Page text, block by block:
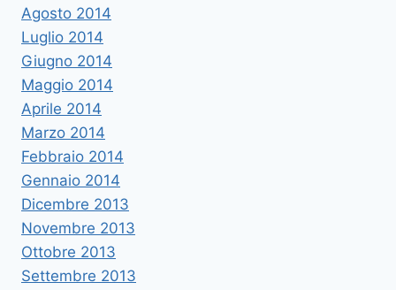
Agosto 2014
Luglio 2014
Giugno 2014
Maggio 2014
Aprile 2014
Marzo 2014
Febbraio 2014
Gennaio 2014
Dicembre 2013
Novembre 2013
Ottobre 2013
Settembre 2013